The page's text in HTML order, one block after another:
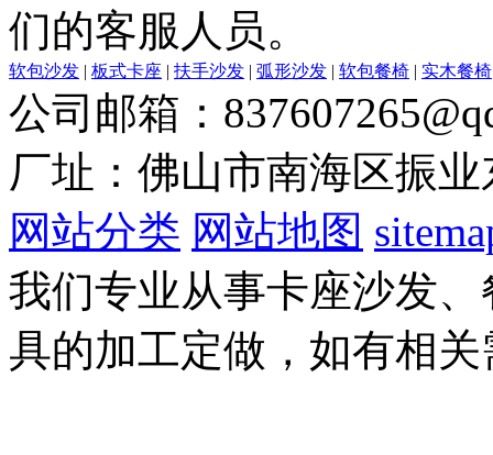
们的客服人员。
软包沙发 | 板式卡座 | 扶手沙发 | 弧形沙发 | 软包餐椅 | 实木餐椅
公司邮箱：
厂址：佛山市南海区振
网站分类 网站地图
我们专业从事卡座沙发
具的加工定做，如有相